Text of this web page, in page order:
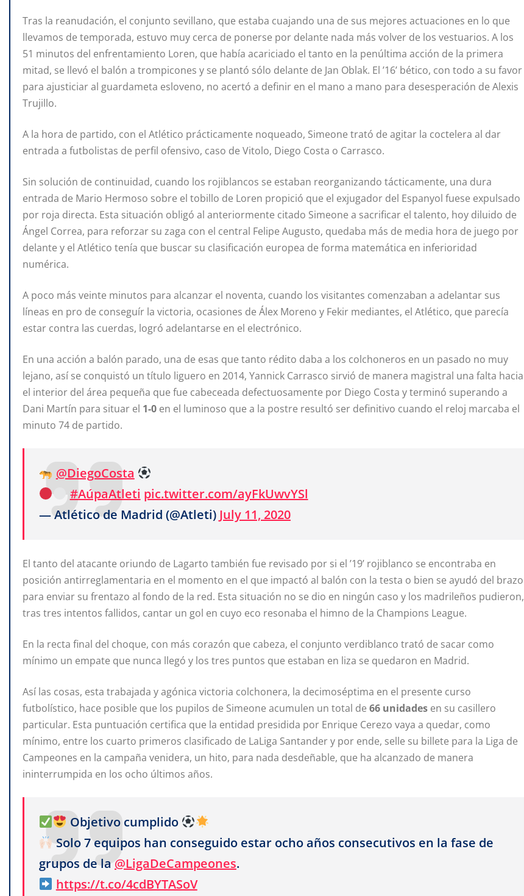
Tras la reanudación, el conjunto sevillano, que estaba cuajando una de sus mejores actuaciones en lo que
llevamos de temporada, estuvo muy cerca de ponerse por delante nada más volver de los vestuarios. A los
51 minutos del enfrentamiento Loren, que había acariciado el tanto en la penúltima acción de la primera
mitad, se llevó el balón a trompicones y se plantó sólo delante de Jan Oblak. El ’16’ bético, con todo a su favor
para ajusticiar al guardameta esloveno, no acertó a definir en el mano a mano para desesperación de Alexis
Trujillo.
A la hora de partido, con el Atlético prácticamente noqueado, Simeone trató de agitar la coctelera al dar
entrada a futbolistas de perfil ofensivo, caso de Vitolo, Diego Costa o Carrasco.
Sin solución de continuidad, cuando los rojiblancos se estaban reorganizando tácticamente, una dura
entrada de Mario Hermoso sobre el tobillo de Loren propició que el exjugador del Espanyol fuese expulsado
por roja directa. Esta situación obligó al anteriormente citado Simeone a sacrificar el talento, hoy diluido de
Ángel Correa, para reforzar su zaga con el central Felipe Augusto, quedaba más de media hora de juego por
delante y el Atlético tenía que buscar su clasificación europea de forma matemática en inferioridad
numérica.
A poco más veinte minutos para alcanzar el noventa, cuando los visitantes comenzaban a adelantar sus
líneas en pro de conseguír la victoria, ocasiones de Álex Moreno y Fekir mediantes, el Atlético, que parecía
estar contra las cuerdas, logró adelantarse en el electrónico.
En una acción a balón parado, una de esas que tanto rédito daba a los colchoneros en un pasado no muy
lejano, así se conquistó un título liguero en 2014, Yannick Carrasco sirvió de manera magistral una falta hacia
el interior del área pequeña que fue cabeceada defectuosamente por Diego Costa y terminó superando a
Dani Martín para situar el 1-0 en el luminoso que a la postre resultó ser definitivo cuando el reloj marcaba el
minuto 74 de partido.
@DiegoCosta
#AúpaAtleti pic.twitter.com/ayFkUwvYSl
— Atlético de Madrid (@Atleti) July 11, 2020
El tanto del atacante oriundo de Lagarto también fue revisado por si el ’19’ rojiblanco se encontraba en
posición antirreglamentaria en el momento en el que impactó al balón con la testa o bien se ayudó del brazo
para enviar su frentazo al fondo de la red. Esta situación no se dio en ningún caso y los madrileños pudieron,
tras tres intentos fallidos, cantar un gol en cuyo eco resonaba el himno de la Champions League.
En la recta final del choque, con más corazón que cabeza, el conjunto verdiblanco trató de sacar como
mínimo un empate que nunca llegó y los tres puntos que estaban en liza se quedaron en Madrid.
Así las cosas, esta trabajada y agónica victoria colchonera, la decimoséptima en el presente curso
futbolístico, hace posible que los pupilos de Simeone acumulen un total de 66 unidades en su casillero
particular. Esta puntuación certifica que la entidad presidida por Enrique Cerezo vaya a quedar, como
mínimo, entre los cuarto primeros clasificado de LaLiga Santander y por ende, selle su billete para la Liga de
Campeones en la campaña venidera, un hito, para nada desdeñable, que ha alcanzado de manera
ininterrumpida en los ocho últimos años.
Objetivo cumplido
Solo 7 equipos han conseguido estar ocho años consecutivos en la fase de
grupos de la @LigaDeCampeones.
https://t.co/4cdBYTASoV